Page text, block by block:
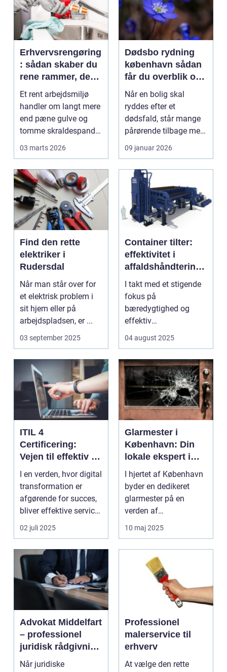
Erhvervsrengøring
: sådan skaber du
rene rammer, der
kan mærkes på
bundlinjen
Et rent arbejdsmiljø
handler om langt mere
end pæne gulve og
tomme skraldespande.
Reng&...
03 marts 2026
Dødsbo rydning
københavn sådan
får du overblik og
professionel hjælp
Når en bolig skal
ryddes efter et
dødsfald, står mange
pårørende tilbage med
en stor praktisk
opgave...
09 januar 2026
Find den rette
elektriker i
Rudersdal
Når man står over for
et elektrisk problem i
sit hjem eller på
arbejdspladsen, er ...
03 september 2025
Container tilter:
effektivitet i
affaldshåndtering
og
ressourcegenanve
ndelse
I takt med et stigende
fokus på
bæredygtighed og
effektiv
ressourceudnyttelse
bliver spe...
04 august 2025
ITIL 4
Certificering:
Vejen til effektiv IT-
service
management
I en verden, hvor digital
transformation er
afgørende for succes,
bliver effektive service
ma...
02 juli 2025
Glarmester i
København: Din
lokale ekspert i
glasløsninger
I hjertet af København
byder en dedikeret
glarmester på en
verden af
glasløsning...
10 maj 2025
Advokat Middelfart
– professionel
juridisk rådgivning
tæt på dig
Når juridiske
Professionel
malerservice til
erhverv
At vælge den rette